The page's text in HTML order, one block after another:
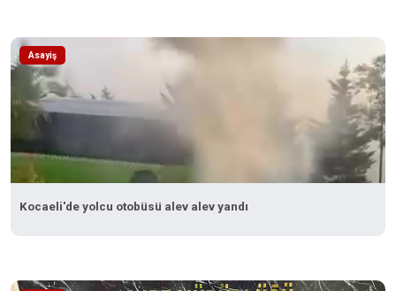
Asayiş
Kocaeli'de yolcu otobüsü alev alev yandı